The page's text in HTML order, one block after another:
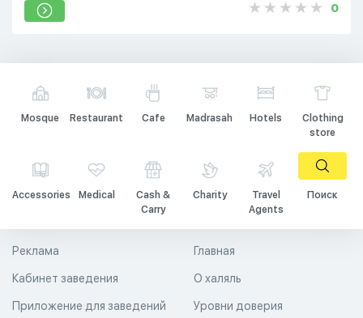
0
Mosque Restaurant Cafe Madrasah Hotels
Clothing
store
Accessories Medical
Cash &
Carry
Charity
Travel
Agents
Поиск
Главная
О халяль
Уровни доверия
Реклама
Кабинет заведения
Приложение для заведений